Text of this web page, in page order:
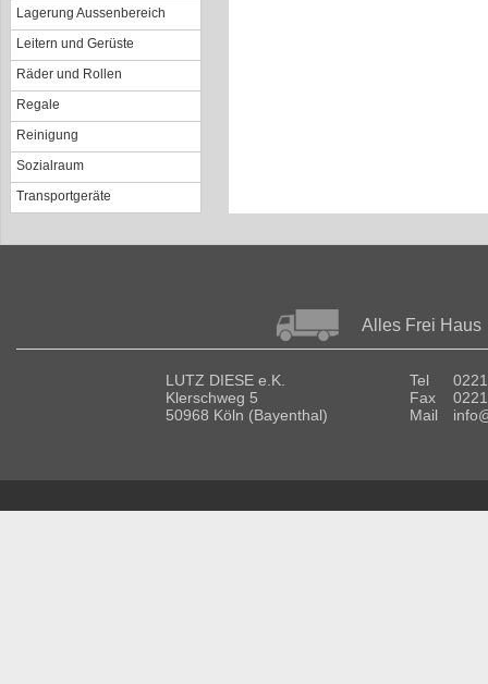
Lagerung Aussenbereich
Leitern und Gerüste
Räder und Rollen
Regale
Reinigung
Sozialraum
Transportgeräte
Alles Frei Haus
LUTZ DIESE e.K.
Klerschweg 5
50968 Köln (Bayenthal)
Tel
Fax
Mail